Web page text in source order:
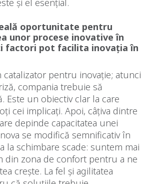
și el esențial.
oportunitate pentru
unor procese inovative în
factori pot facilita inovația în
catalizator pentru inovație; atunci
compania trebuie să
Este un obiectiv clar la care
cei implicați. Apoi, câțiva dintre
depinde capacitatea unei
se modifică semnificativ în
la schimbare scade: suntem mai
din zona de confort pentru a ne
crește. La fel și agilitatea